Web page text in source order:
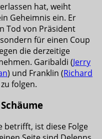
hat, weiht
Geheimnis ein. Er
Tod von Präsident
für einen Coup
die derzeitige
Garibaldi (Jerry
) und Franklin (Richard
folgen.
betrifft, ist diese Folge